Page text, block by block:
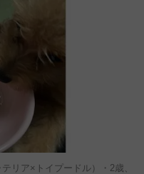
リア×トイプードル）・2歳、